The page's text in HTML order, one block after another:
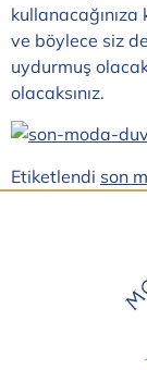
ve böylece siz
uydurmuş
olacaksınız.
Etiketlendi son